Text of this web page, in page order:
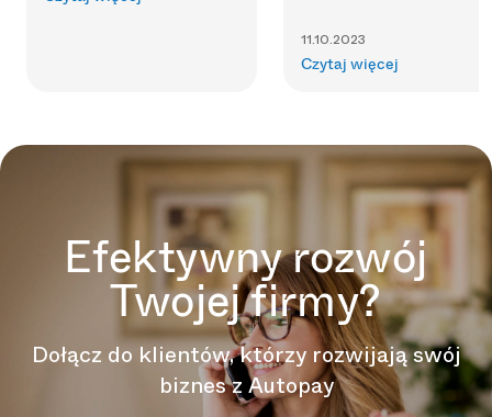
11.10.2023
Czytaj więcej
Efektywny rozwój
Twojej firmy?
Dołącz do klientów, którzy rozwijają swój
biznes z Autopay